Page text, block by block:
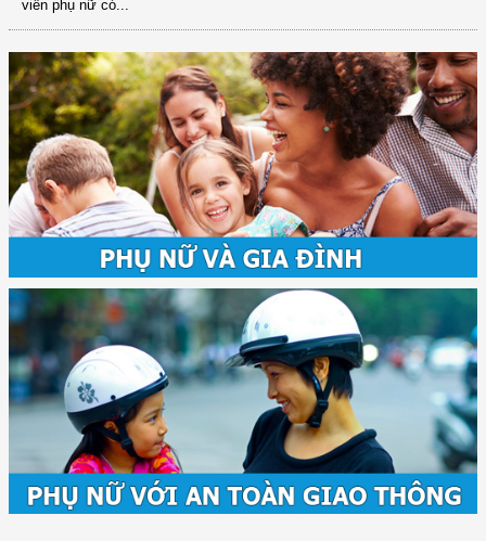
viên phụ nữ có...